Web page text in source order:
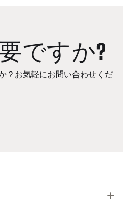
ですか?
？お気軽にお問い合わせくだ